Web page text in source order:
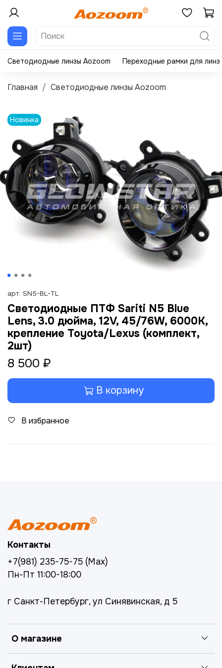
Светодиодные линзы Aozoom Переходные рамки для линз
Главная Светодиодные линзы Aozoom
Новинка
арт. SN5-BL-TL
Светодиодные ПТФ Sariti N5 Blue
Lens, 3.0 дюйма, 12V, 45/76W, 6000K,
крепление Toyota/Lexus (комплект,
2шт)
8 500 ₽
В корзину
В избранное
О магазине
Контакты
+7(981) 235-75-75 (Max)
Пн-Пт 11:00-18:00
г Санкт-Петербург, ул Синявинская, д 5